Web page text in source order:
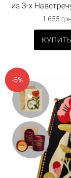
из 3-х
1 655 грн
КУПИТЬ
-5%